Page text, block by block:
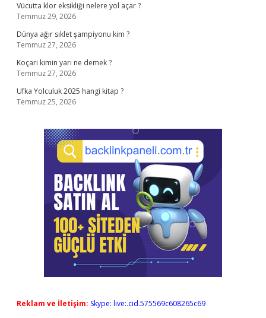
Vücutta klor eksikliği nelere yol açar ?
Temmuz 29, 2026
Dünya ağır sıklet şampiyonu kim ?
Temmuz 27, 2026
Koçari kimin yarı ne demek ?
Temmuz 27, 2026
Ufka Yolculuk 2025 hangi kitap ?
Temmuz 25, 2026
Reklam ve İletişim: Skype: live:.cid.575569c608265c69